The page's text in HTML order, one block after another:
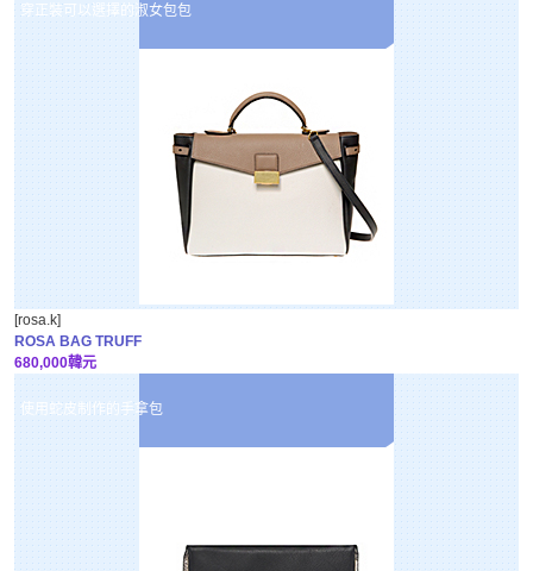
穿正裝可以選擇的淑女包包
[rosa.k]
ROSA BAG TRUFF
680,000韓元
使用蛇皮制作的手拿包